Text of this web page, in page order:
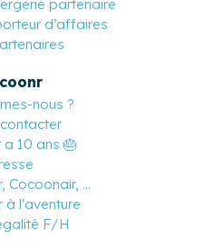
Atypiques
conciergeries
partenaire
d’affaires
nous ?